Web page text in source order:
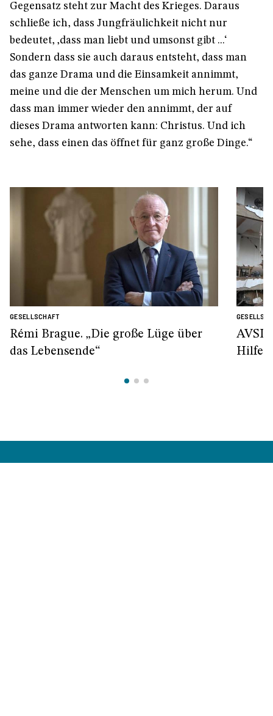
Gegensatz steht zur Macht des Krieges. Daraus
schließe ich, dass Jungfräulichkeit nicht nur
bedeutet, ‚dass man liebt und umsonst gibt ...‘
Sondern dass sie auch daraus entsteht, dass man
das ganze Drama und die Einsamkeit annimmt,
meine und die der Menschen um mich herum. Und
dass man immer wieder den annimmt, der auf
dieses Drama antworten kann: Christus. Und ich
sehe, dass einen das öffnet für ganz große Dinge.“
GESELLSCHAFT
Rémi Brague. „Die große Lüge über
das Lebensende“
AVSI:
Hilfe